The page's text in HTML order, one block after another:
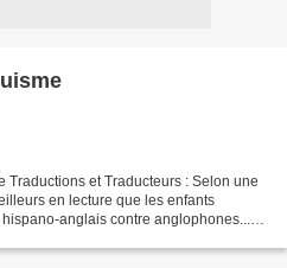
Traductions et Traducteurs : Selon une
en lecture que les enfants
anglais contre anglophones...).